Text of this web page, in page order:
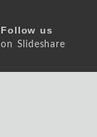
Follow us
on Slideshare